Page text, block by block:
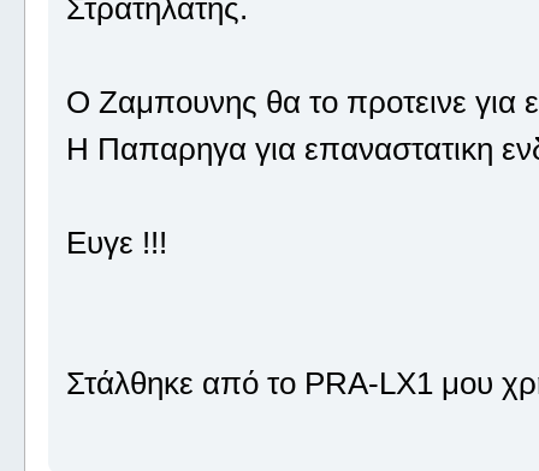
Στρατηλατης.
Ο Ζαμπουνης θα το προτεινε για
Η Παπαρηγα για επαναστατικη
Ευγε !!!
Στάλθηκε από το PRA-LX1 μου